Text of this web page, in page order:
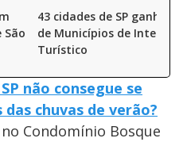
43 cidades de SP
de Municípios de
Turístico
não consegue se
chuvas de verão?
Condomínio Bosque